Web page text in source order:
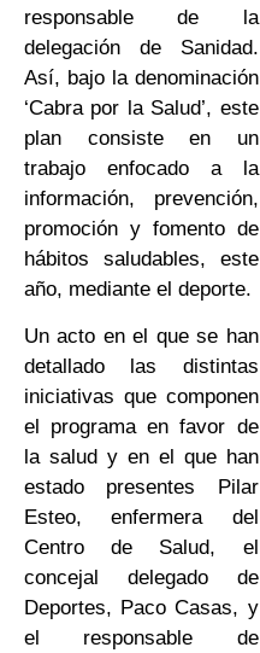
responsable de la
delegación de Sanidad.
Así, bajo la denominación
‘Cabra por la Salud’, este
plan consiste en un
trabajo enfocado a la
información, prevención,
promoción y fomento de
hábitos saludables, este
año, mediante el deporte.
Un acto en el que se han
detallado las distintas
iniciativas que componen
el programa en favor de
la salud y en el que han
estado presentes Pilar
Esteo, enfermera del
Centro de Salud, el
concejal delegado de
Deportes, Paco Casas, y
el responsable de